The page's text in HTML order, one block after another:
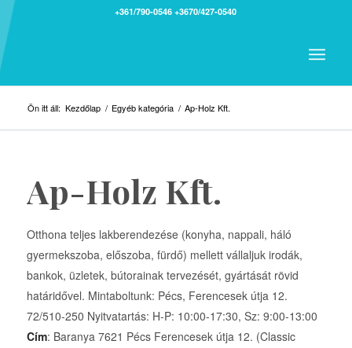
+361/790-0546 +3670/427-0540
Ön itt áll: Kezdőlap / Egyéb kategória / Ap-Holz Kft.
Ap-Holz Kft.
Otthona teljes lakberendezése (konyha, nappali, háló
gyermekszoba, előszoba, fürdő) mellett vállaljuk irodák,
bankok, üzletek, bútorainak tervezését, gyártását rövid
határidővel. Mintaboltunk: Pécs, Ferencesek útja 12.
72/510-250 Nyitvatartás: H-P: 10:00-17:30, Sz: 9:00-13:00
Cím: Baranya 7621 Pécs Ferencesek útja 12. (Classic